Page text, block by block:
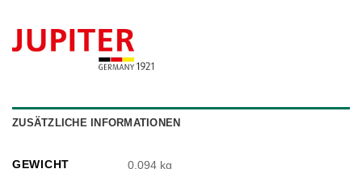
ZUSÄTZLICHE INFORMATIONEN
GEWICHT
0.094 kg